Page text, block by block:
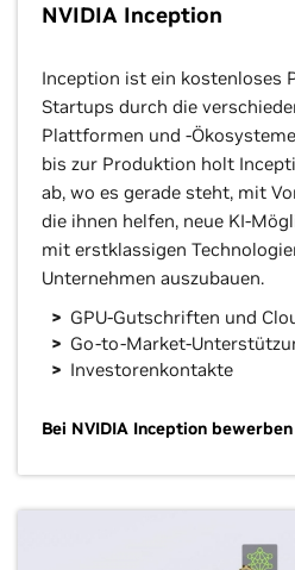
NVIDIA Inception
Inception ist ein kostenloses
Startups durch die
Plattformen und -
bis zur Produktion holt
ab, wo es gerade steht, mit
die ihnen helfen, neue KI-
mit erstklassigen
Unternehmen auszubauen.
GPU-Gutschriften und
Go-to-Market-
Investorenkontakte
Bei NVIDIA Inception bewerben